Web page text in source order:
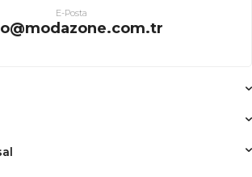
E-Posta